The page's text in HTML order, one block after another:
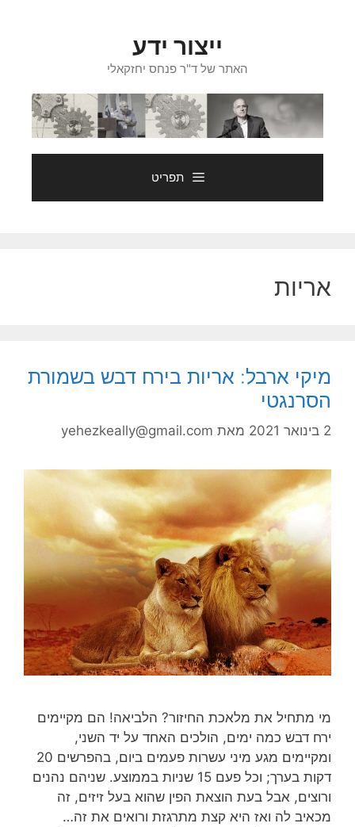
ייצור ידע
האתר של ד"ר פנחס יחזקאלי
תפריט
אריות
מיקי ארבל: אריות בירח דבש בשמורת
הסרנגטי
2 בינואר 2021 מאת yehezkeally@gmail.com
מי מתחיל את מלאכת החיזור? הלביאה! הם מקיימים
ירח דבש כמה ימים, הולכים האחד על יד השני,
ומקיימים מגע מיני עשרות פעמים ביום, בהפרשים 20
דקות בערך; וכל פעם 15 שניות בממוצע. שניהם נהנים
ורוצים, אבל בעת הוצאת הפין שהוא בעל זיזים, זה
מכאיב לה ואז היא קצת מתרגזת ורואים את זה…